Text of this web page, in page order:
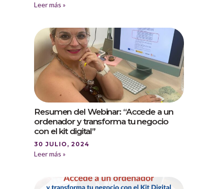
Leer más »
Resumen del Webinar: “Accede a un
ordenador y transforma tu negocio
con el kit digital”
30 JULIO, 2024
Leer más »